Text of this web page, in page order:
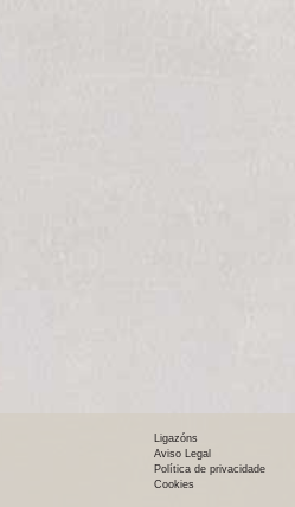
Ligazóns
Aviso Legal
Política de privacidade
Cookies